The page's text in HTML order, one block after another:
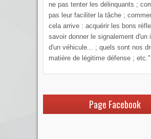
ne pas tenter les délinquants ;
pas leur faciliter la tâche ;
cela arrive : acquérir les bons
savoir donner le signalement d'un
d'un véhicule... ; quels sont nos
matière de légitime défense ; etc."
Page Facebook